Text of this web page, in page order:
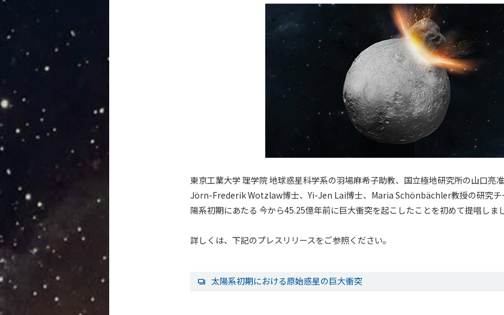
東京工業大学 理学院 地球惑星科学系の羽場麻希子助教、国立極地研究所の山口亮
Jörn-Frederik Wotzlaw博士、Yi-Jen Lai博士、Maria Schönbächler教授の研究チ
陽系初期にあたる 今から45.25億年前に巨大衝突を起こしたことを初めて提唱しま
詳しくは、下記のプレスリリースをご参照ください。
太陽系初期における原始惑星の巨大衝突